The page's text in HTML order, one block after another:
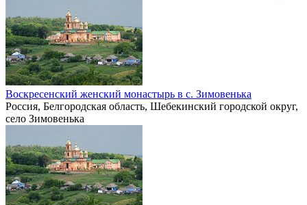
Воскресенский женский монастырь в с. Зимовенька
Россия, Белгородская область, Шебекинский городской округ,
село Зимовенька